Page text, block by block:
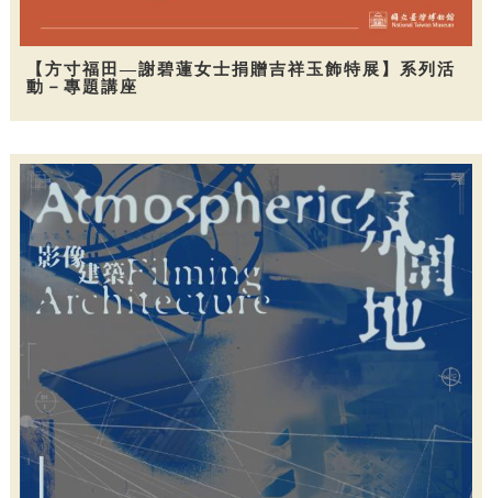
【方寸福田—謝碧蓮女士捐贈吉祥玉飾特展】系列活
動－專題講座